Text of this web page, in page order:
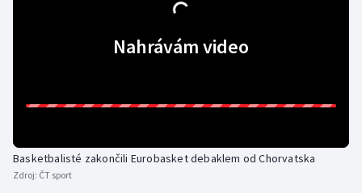
Olympijské hry
Plavání
Nahrávám video
Basketbalisté zakončili Eurobasket debaklem od Chorvatska
Zdroj: ČT sport